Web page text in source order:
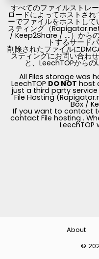
すべてのファイルストレ
ロードによってホストさ
ーでファイルをホストし
スティング（
/ Keep2Share / ....）から
トするサード
削除されたファイルに
スティングにお問い合わ
と、LeechTOPからの
All Files storage was
LeechTOP DO NOT host
just a third party
File Hosting
Box /
If you want to contact
contact File hosting .
©
About